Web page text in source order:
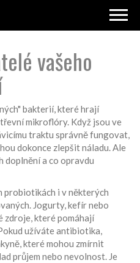
vašeho
bakterií, které hrají
mikroflóry. Když jsou ve
traktu správně fungovat,
dokonce zlepšit náladu. Ale
doplnění a co opravdu
probiotikách i v některých
Jogurty, kefír nebo
zdroje, které pomáhají
užíváte antibiotika,
které mohou zmírnit
průjem nebo nevolnost. Je